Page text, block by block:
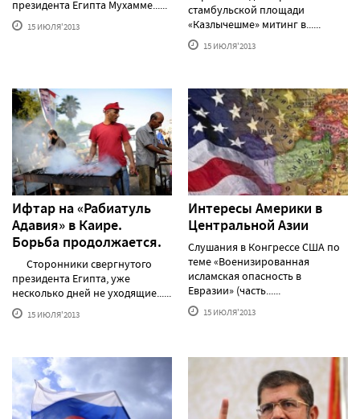
президента Египта Мухамме......
15 ИЮЛЯ'2013
стамбульской площади
«Казлычешме» митинг в......
15 ИЮЛЯ'2013
Ифтар на «Рабиатуль
Адавия» в Каире.
Борьба продолжается.
Сторонники свергнутого
президента Египта, уже
несколько дней не уходящие......
15 ИЮЛЯ'2013
Интересы Америки в
Центральной Азии
Слушания в Конгрессе США по
теме «Военизированная
исламская опасность в
Евразии» (часть......
15 ИЮЛЯ'2013